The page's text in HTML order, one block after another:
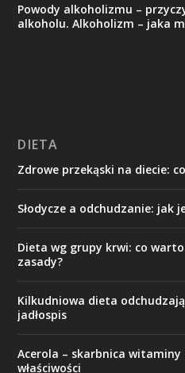
Powody alkoholizmu –
alkoholu. Alkoholizm – jaka
DIETA
Zdrowe przekąski na diecie:
Słodycze a odchudzanie: jak
Dieta wg grupy krwi: co
zasady?
Kilkudniowa dieta
jadłospis
Acerola – skarbnica
właściwości